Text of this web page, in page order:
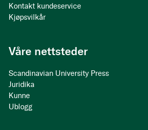
Kontakt kundeservice
Kjøpsvilkår
Våre nettsteder
Scandinavian University Press
Juridika
Kunne
Ublogg